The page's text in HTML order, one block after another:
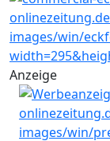
Anzeige